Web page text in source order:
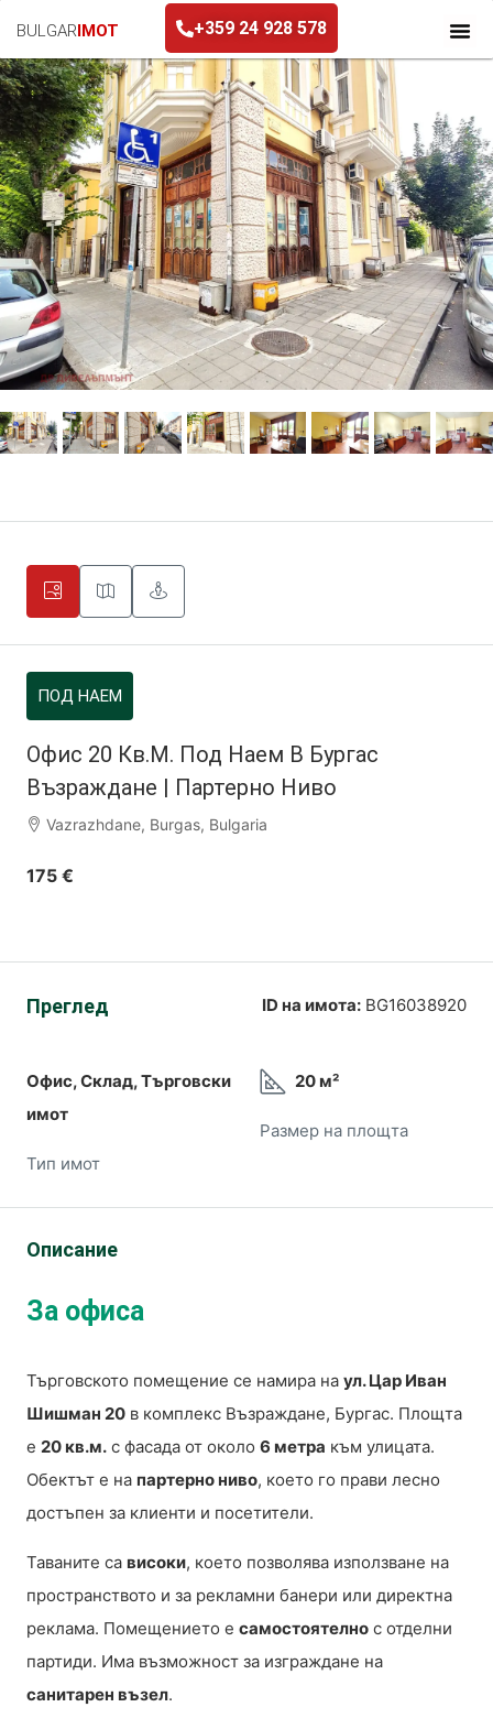
BULGARIMOT +359 24 928 578
ПОД НАЕМ
Офис 20 Кв.м. Под Наем В Бургас
Възраждане | Партерно Ниво
Vazrazhdane, Burgas, Bulgaria
175 €
Преглед ID на имота: BG16038920
Офис, Склад, Търговски
имот
Тип имот
20 м²
Размер на площта
Описание
За офиса
Търговското помещение се намира на ул. Цар Иван
Шишман 20 в комплекс Възраждане, Бургас. Площта
е 20 кв.м. с фасада от около 6 метра към улицата.
Обектът е на партерно ниво, което го прави лесно
достъпен за клиенти и посетители.
Таваните са високи, което позволява използване на
пространството и за рекламни банери или директна
реклама. Помещението е самостоятелно с отделни
партиди. Има възможност за изграждане на
санитарен възел.